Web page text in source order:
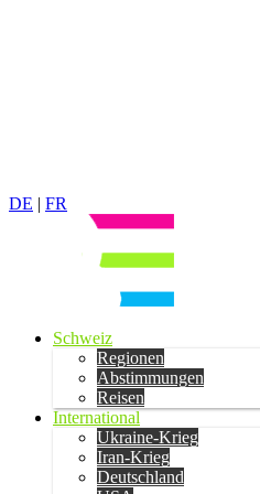
DE | FR
Schweiz
Regionen
Abstimmungen
Reisen
International
Ukraine-Krieg
Iran-Krieg
Deutschland